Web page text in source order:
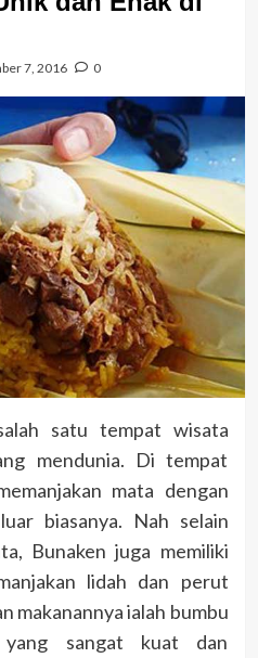
7, 2016 0
satu tempat wisata
mendunia. Di tempat
mata dengan
biasanya. Nah selain
Bunaken juga memiliki
lidah dan perut
makanannya ialah bumbu
yang sangat kuat dan